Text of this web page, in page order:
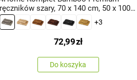
ręczników szary, 70 x 140 cm, 50 x 100
cm
+3
72,99zł
Do koszyka